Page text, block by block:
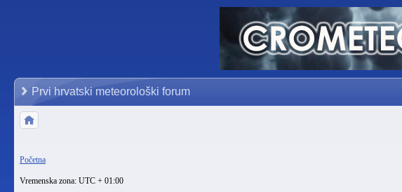
Prvi hrvatski meteorološki forum
Početna
Vremenska zona: UTC + 01:00